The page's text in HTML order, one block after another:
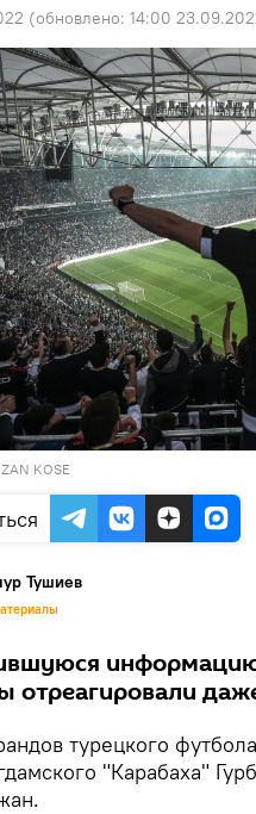
(обновлено: 14:00
KOSE
Тушиев
отреагировали
турецкого
"Карабаха"